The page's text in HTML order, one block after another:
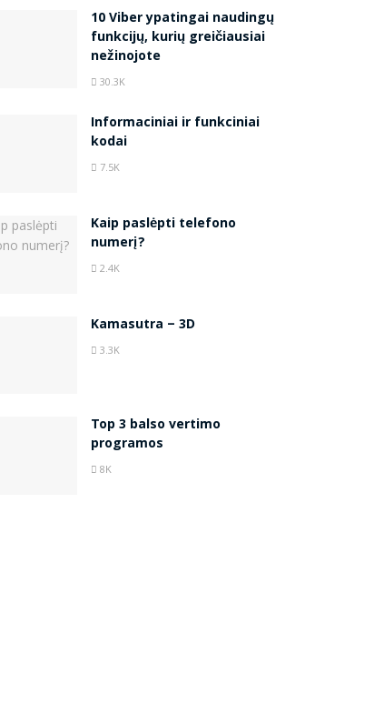
10 Viber ypatingai naudingų
funkcijų, kurių greičiausiai
nežinojote
30.3K
Informaciniai ir funkciniai
kodai
7.5K
Kaip paslėpti telefono
numerį?
2.4K
Kamasutra – 3D
3.3K
Top 3 balso vertimo
programos
8K